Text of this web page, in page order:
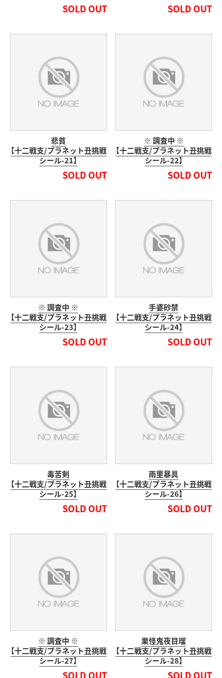
SOLD OUT SOLD OUT
悲貧
【十二戦支/プラネット丑挑戦
シール-21】
SOLD OUT
※ 調査中 ※
【十二戦支/プラネット丑挑戦
シール-22】
SOLD OUT
※ 調査中 ※
【十二戦支/プラネット丑挑戦
シール-23】
SOLD OUT
手婆砂禁
【十二戦支/プラネット丑挑戦
シール-24】
SOLD OUT
毒苦剣
【十二戦支/プラネット丑挑戦
シール-25】
SOLD OUT
雨里暴具
【十二戦支/プラネット丑挑戦
シール-26】
SOLD OUT
※ 調査中 ※
【十二戦支/プラネット丑挑戦
シール-27】
SOLD OUT
巣怪鬼夜目瑠
【十二戦支/プラネット丑挑戦
シール-28】
SOLD OUT